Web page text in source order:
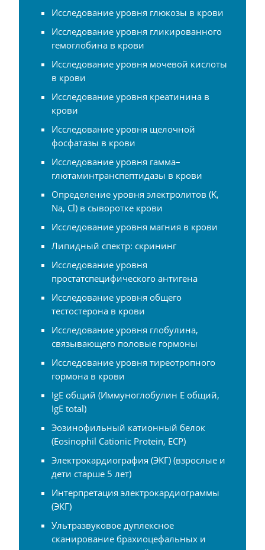
Исследование уровня глюкозы в крови
Исследование уровня гликированного
гемоглобина в крови
Исследование уровня мочевой кислоты
в крови
Исследование уровня креатинина в
крови
Исследование уровня щелочной
фосфатазы в крови
Исследование уровня гамма–
глютаминтранспептидазы в крови
Определение уровня электролитов (K,
Na, Cl) в сыворотке крови
Исследование уровня магния в крови
Липидный спектр: скрининг
Исследование уровня
простатспецифического антигена
Исследование уровня общего
тестостерона в крови
Исследование уровня глобулина,
связывающего половые гормоны
Исследование уровня тиреотропного
гормона в крови
IgE общий (Иммуноглобулин Е общий,
IgE total)
Эозинофильный катионный белок
(Eosinophil Cationic Protein, ECP)
Электрокардиография (ЭКГ) (взрослые и
дети старше 5 лет)
Интерпретация электрокардиограммы
(ЭКГ)
Ультразвуковое дуплексное
сканирование брахиоцефальных и